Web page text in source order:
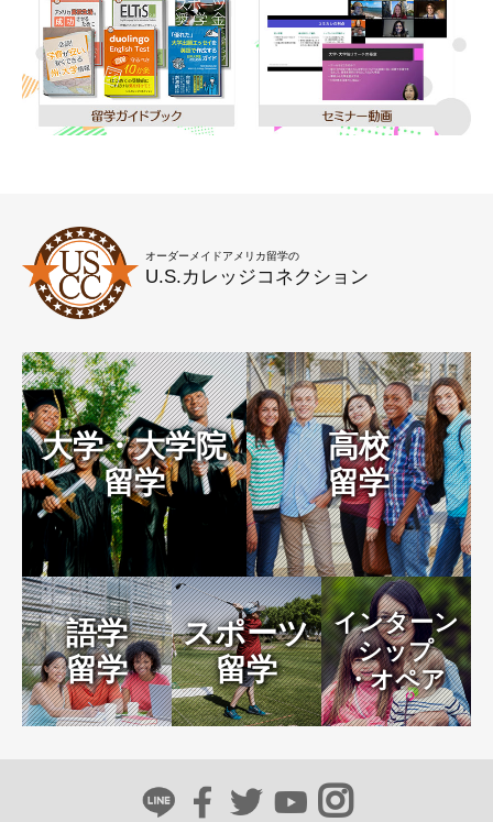
オーダーメイドアメリカ留学の
U.S.カレッジコネクション
大学・大学院
留学
高校
留学
語学
留学
スポーツ
留学
インターン
シップ
・オペア